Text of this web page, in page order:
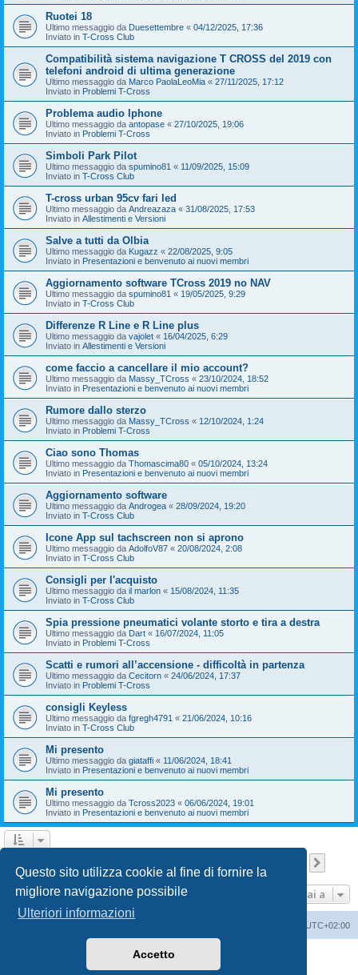
Questo sito utilizza cookie al fine di fornire la
migliore navigazione possibile
Ulteriori informazioni
Accetto
Ruotei 18
Ultimo messaggio da Duesettembre « 04/12/2025, 17:36
Inviato in T-Cross Club
Compatibilità sistema navigazione T CROSS del 2019 con
telefoni android di ultima generazione
Ultimo messaggio da Marco PaolaLeoMia « 27/11/2025, 17:12
Inviato in Problemi T-Cross
Problema audio Iphone
Ultimo messaggio da antopase « 27/10/2025, 19:06
Inviato in Problemi T-Cross
Simboli Park Pilot
Ultimo messaggio da spumino81 « 11/09/2025, 15:09
Inviato in T-Cross Club
T-cross urban 95cv fari led
Ultimo messaggio da Andreazaza « 31/08/2025, 17:53
Inviato in Allestimenti e Versioni
Salve a tutti da Olbia
Ultimo messaggio da Kugazz « 22/08/2025, 9:05
Inviato in Presentazioni e benvenuto ai nuovi membri
Aggiornamento software TCross 2019 no NAV
Ultimo messaggio da spumino81 « 19/05/2025, 9:29
Inviato in T-Cross Club
Differenze R Line e R Line plus
Ultimo messaggio da vajolet « 16/04/2025, 6:29
Inviato in Allestimenti e Versioni
come faccio a cancellare il mio account?
Ultimo messaggio da Massy_TCross « 23/10/2024, 18:52
Inviato in Presentazioni e benvenuto ai nuovi membri
Rumore dallo sterzo
Ultimo messaggio da Massy_TCross « 12/10/2024, 1:24
Inviato in Problemi T-Cross
Ciao sono Thomas
Ultimo messaggio da Thomascima80 « 05/10/2024, 13:24
Inviato in Presentazioni e benvenuto ai nuovi membri
Aggiornamento software
Ultimo messaggio da Androgea « 28/09/2024, 19:20
Inviato in T-Cross Club
Icone App sul tachscreen non si aprono
Ultimo messaggio da AdolfoV87 « 20/08/2024, 2:08
Inviato in T-Cross Club
Consigli per l'acquisto
Ultimo messaggio da il marlon « 15/08/2024, 11:35
Inviato in T-Cross Club
Spia pressione pneumatici volante storto e tira a destra
Ultimo messaggio da Dart « 16/07/2024, 11:05
Inviato in Problemi T-Cross
Scatti e rumori all’accensione - difficoltà in partenza
Ultimo messaggio da Cecitorn « 24/06/2024, 17:37
Inviato in Problemi T-Cross
consigli Keyless
Ultimo messaggio da fgregh4791 « 21/06/2024, 10:16
Inviato in T-Cross Club
Mi presento
Ultimo messaggio da giataffi « 11/06/2024, 18:41
Inviato in Presentazioni e benvenuto ai nuovi membri
Mi presento
Ultimo messaggio da Tcross2023 « 06/06/2024, 19:01
Inviato in Presentazioni e benvenuto ai nuovi membri
Vai a
UTC+02:00
phpBB® Forum Software © phpBB Limited
phpBB-Italia.it